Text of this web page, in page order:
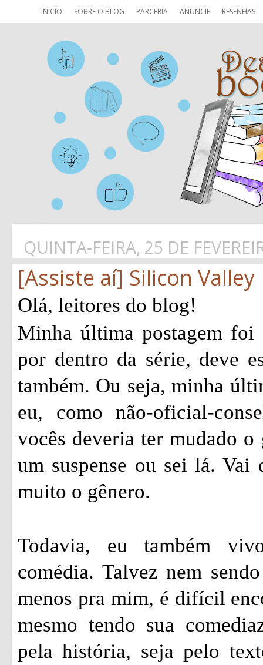
INICIO SOBRE O BLOG PARCERIA ANUNCIE RESENHAS
QUINTA-FEIRA, 25 DE
[Assiste aí] Silicon Valley
Olá, leitores do blog!
Minha última postagem
por dentro da série, deve
também. Ou seja, minha
eu, como não-oficial-
vocês deveria ter mudado o
um suspense ou sei lá. Vai
muito o gênero.
Todavia, eu também
comédia. Talvez nem
menos pra mim, é difícil
mesmo tendo sua
pela história, seja pelo